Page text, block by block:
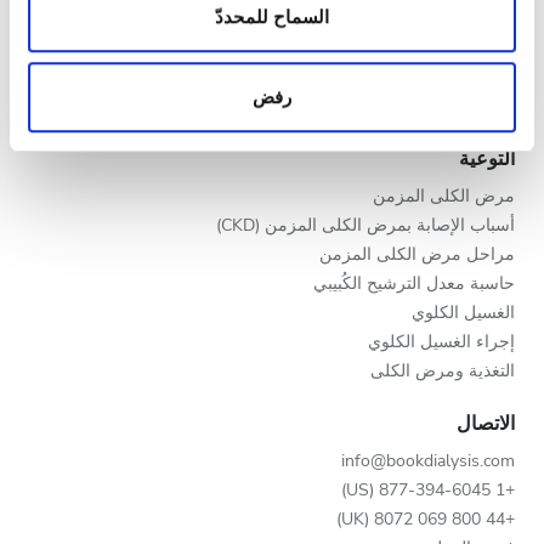
المعلومات حول استخدامك لموقعنا مع شركائنا من الشبكات
الاجتماعية وشركاء الإعلانات وتحليل البيانات الذين يمكنهم
إضافة هذه المعلومات إلى معلومات أخرى تقدمها لهم أو
معلومات أخرى يحصلون عليها من استخدامك لخدماتهم.
السماح للمحددّ
رفض
الليل
التقييم
جيد
جيد جدًا
ممتاز
سجّل عيادتك
التوعية
مرض الكلى المزمن
أسباب الإصابة بمرض الكلى المزمن (CKD)
مراحل مرض الكلى المزمن
حاسبة معدل الترشيح الكُبيبي
الغسيل الكلوي
إجراء الغسيل الكلوي
التغذية ومرض الكلى
الاتصال
info@bookdialysis.com
+1 877-394-6045 (US)
+44 800 069 8072 (UK)